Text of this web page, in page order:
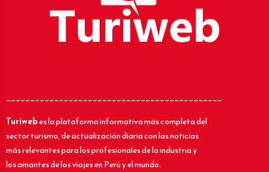
_____________________________________________
Turiwebes la plataforma informativa más completa del
sector turismo, de actualización diaria con las noticias
más relevantes para los profesionales de la industria y
los amantes de los viajes en Perú y el mundo.